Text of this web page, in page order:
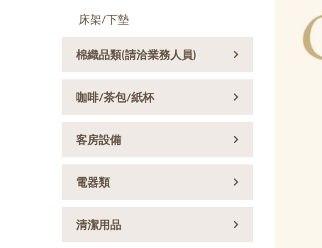
床架/下墊
棉織品類(請洽業務人員)
咖啡/茶包/紙杯
客房設備
電器類
清潔用品